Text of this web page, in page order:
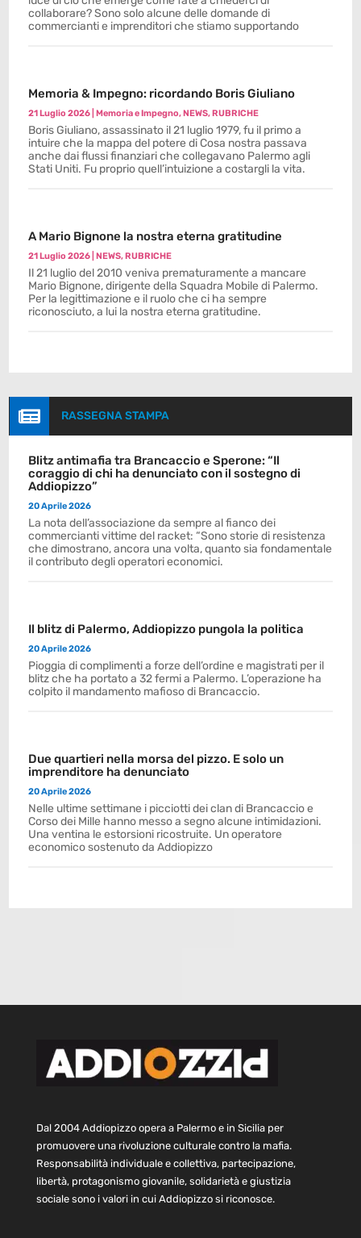
collaborare? Sono solo alcune delle domande di
commercianti e imprenditori che stiamo supportando
Memoria & Impegno: ricordando Boris Giuliano
21 Luglio 2026 |Memoria e Impegno,NEWS,RUBRICHE
Boris Giuliano, assassinato il 21 luglio 1979, fu il primo a
intuire che la mappa del potere di Cosa nostra passava
anche dai flussi finanziari che collegavano Palermo agli
Stati Uniti. Fu proprio quell’intuizione a costargli la vita.
A Mario Bignone la nostra eterna gratitudine
21 Luglio 2026 |NEWS,RUBRICHE
Il 21 luglio del 2010 veniva prematuramente a mancare
Mario Bignone, dirigente della Squadra Mobile di Palermo.
Per la legittimazione e il ruolo che ci ha sempre
riconosciuto, a lui la nostra eterna gratitudine.
 RASSEGNA STAMPA
Blitz antimafia tra Brancaccio e Sperone: “Il
coraggio di chi ha denunciato con il sostegno di
Addiopizzo”
20 Aprile 2026
La nota dell’associazione da sempre al fianco dei
commercianti vittime del racket: “Sono storie di resistenza
che dimostrano, ancora una volta, quanto sia fondamentale
il contributo degli operatori economici.
Il blitz di Palermo, Addiopizzo pungola la politica
20 Aprile 2026
Pioggia di complimenti a forze dell’ordine e magistrati per il
blitz che ha portato a 32 fermi a Palermo. L’operazione ha
colpito il mandamento mafioso di Brancaccio.
Due quartieri nella morsa del pizzo. E solo un
imprenditore ha denunciato
20 Aprile 2026
Nelle ultime settimane i picciotti dei clan di Brancaccio e
Corso dei Mille hanno messo a segno alcune intimidazioni.
Una ventina le estorsioni ricostruite. Un operatore
economico sostenuto da Addiopizzo
Dal 2004 Addiopizzo opera a Palermo e in Sicilia per
promuovere una rivoluzione culturale contro la mafia.
Responsabilità individuale e collettiva, partecipazione,
libertà, protagonismo giovanile, solidarietà e giustizia
sociale sono i valori in cui Addiopizzo si riconosce.